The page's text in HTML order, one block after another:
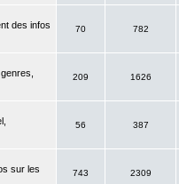
des infos
70 782
209 1626
56 387
sur les
743 2309